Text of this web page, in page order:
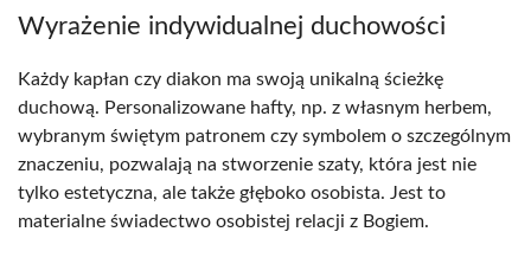
Wyrażenie indywidualnej duchowości
Każdy kapłan czy diakon ma swoją unikalną ścieżkę
duchową. Personalizowane hafty, np. z własnym herbem,
wybranym świętym patronem czy symbolem o szczególnym
znaczeniu, pozwalają na stworzenie szaty, która jest nie
tylko estetyczna, ale także głęboko osobista. Jest to
materialne świadectwo osobistej relacji z Bogiem.